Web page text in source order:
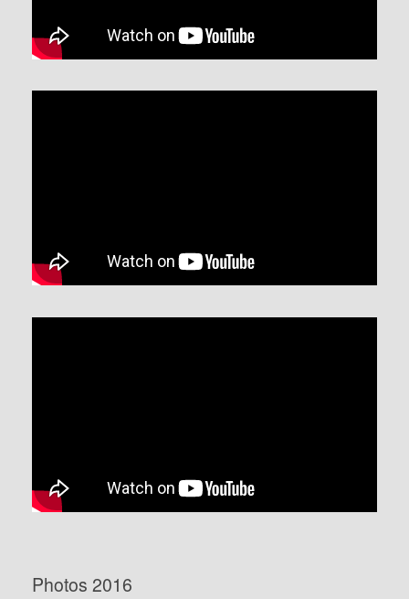
Photos 2016